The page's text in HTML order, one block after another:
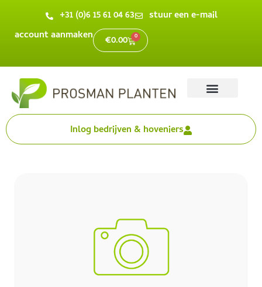
+31 (0)6 15 61 04 63
stuur een e-mail
account aanmaken
€0.00 0
Inlog bedrijven & hoveniers